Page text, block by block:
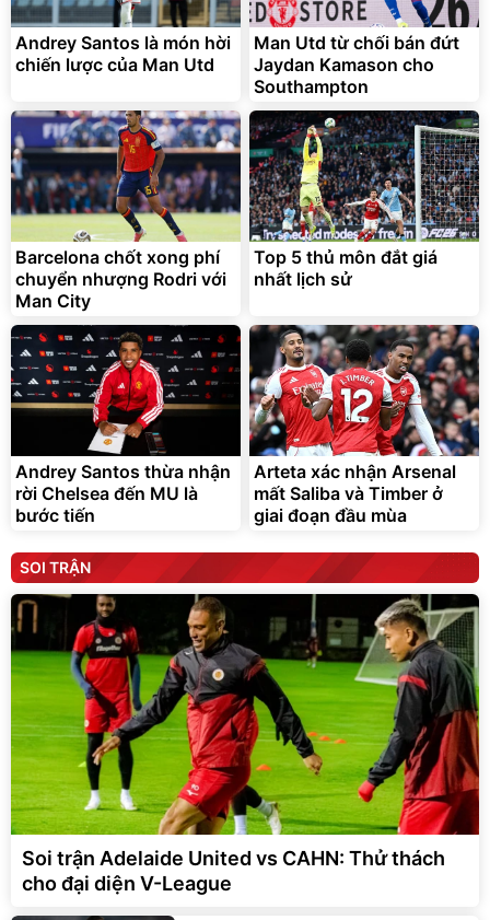
Andrey Santos là món hời
chiến lược của Man Utd
Man Utd từ chối bán đứt
Jaydan Kamason cho
Southampton
Barcelona chốt xong phí
chuyển nhượng Rodri với
Man City
Top 5 thủ môn đắt giá
nhất lịch sử
Andrey Santos thừa nhận
rời Chelsea đến MU là
bước tiến
Arteta xác nhận Arsenal
mất Saliba và Timber ở
giai đoạn đầu mùa
SOI TRẬN
Soi trận Adelaide United vs CAHN: Thử thách
cho đại diện V-League